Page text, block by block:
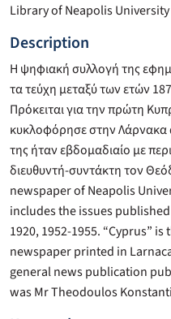
Library of Neapolis
Description
Η ψηφιακή συλλογή της
τα τεύχη μεταξύ των ετών
Πρόκειται για την πρώτη
κυκλοφόρησε στην Λάρνακα
της ήταν εβδομαδιαίο με
διευθυντή-συντάκτη τον
newspaper of Neapolis
includes the issues
1920, 1952-1955. “Cyprus”
newspaper printed in
general news publication
was Mr Theodoulos